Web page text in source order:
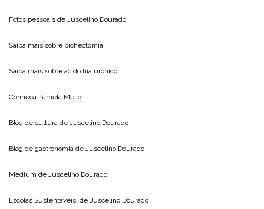
Fotos pessoais de Juscelino Dourado
Saiba mais sobre bichectomia
Saiba mais sobre acido hialuronico
Conheça Pamela Mello
Blog de cultura de Juscelino Dourado
Blog de gastronomia de Juscelino Dourado
Medium de Juscelino Dourado
Escolas Sustentáveis, de Juscelino Dourado